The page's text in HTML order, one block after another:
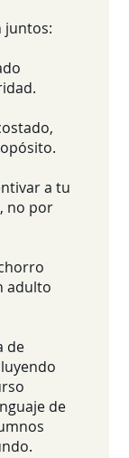
juntos:
a tu
no por
adulto
de
de